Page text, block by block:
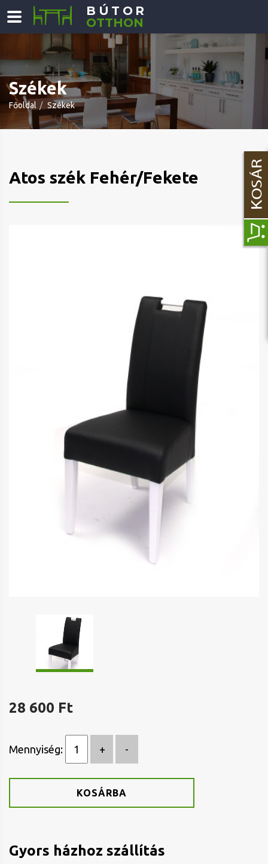
BÚTOR
OTTHON
Székek
Főoldal Székek
Atos szék Fehér/Fekete
28 600 Ft
Mennyiség:
KOSÁRBA
Gyors házhoz szállítás